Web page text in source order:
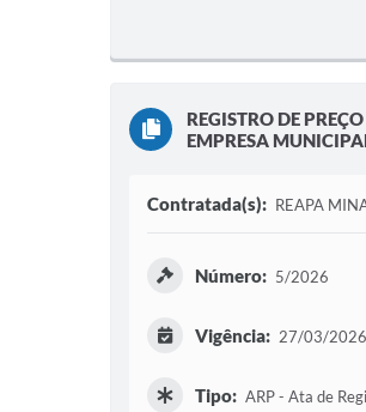
REGISTRO DE
EMPRESA
Contratada(s): REAPA
Número: 5/2026
Vigência: 27/03/2026
Tipo: ARP - Ata de